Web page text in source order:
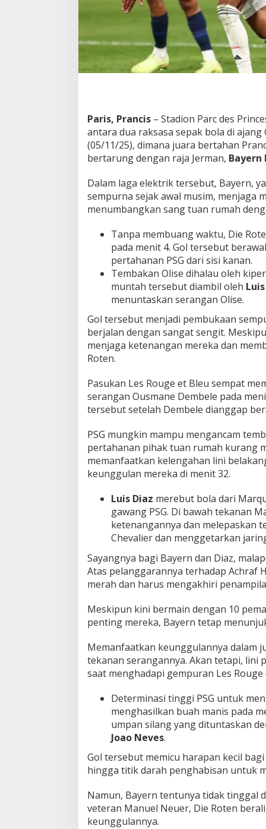
h
e
t
e
a
k
k
a
n
S
G
!
Paris, Prancis – Stadion Parc des
antara dua raksasa sepak bola di ajang
(05/11/25), dimana juara bertahan
bertarung dengan raja Jerman, Bayern
Dalam laga elektrik tersebut, Bayern,
sempurna sejak awal musim, menjaga
menumbangkan sang tuan rumah
Tanpa membuang waktu, Die
pada menit 4. Gol tersebut
pertahanan PSG dari sisi kanan.
Tembakan Olise dihalau oleh
muntah tersebut diambil oleh
menuntaskan serangan Olise.
Gol tersebut menjadi pembukaan
berjalan dengan sangat sengit.
menjaga ketenangan mereka dan
Roten.
Pasukan Les Rouge et Bleu sempat
serangan Ousmane Dembele pada
tersebut setelah Dembele dianggap
PSG mungkin mampu mengancam
pertahanan pihak tuan rumah kurang
memanfaatkan kelengahan lini
keunggulan mereka di menit 32.
Luis Diaz merebut bola dari
gawang PSG. Di bawah tekanan
ketenangannya dan melepaskan
Chevalier dan menggetarkan
Sayangnya bagi Bayern dan Diaz,
Atas pelanggarannya terhadap Achraf
merah dan harus mengakhiri
Meskipun kini bermain dengan 10
penting mereka, Bayern tetap
Memanfaatkan keunggulannya dalam
tekanan serangannya. Akan tetapi, lini
saat menghadapi gempuran Les Rouge
Determinasi tinggi PSG untuk
menghasilkan buah manis pada
umpan silang yang dituntaskan
Joao Neves.
Gol tersebut memicu harapan kecil
hingga titik darah penghabisan untuk
Namun, Bayern tentunya tidak tinggal
veteran Manuel Neuer, Die Roten
keunggulannya.